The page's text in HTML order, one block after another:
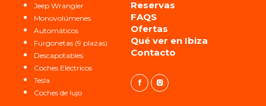
Jeep Wrangler
Monovolúmenes
Automáticos
Furgonetas (9 plazas)
Descapotables
Coches Eléctricos
Tesla
Coches de lujo
Reservas
FAQS
Ofertas
Qué ver en Ibiza
Contacto